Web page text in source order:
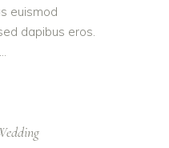
euismod
dapibus eros.